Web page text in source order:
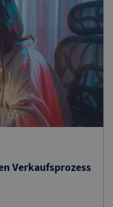
Verkaufsprozess